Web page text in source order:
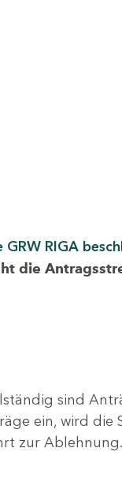
GRW RIGA
die
sind
ein, wird die
zur